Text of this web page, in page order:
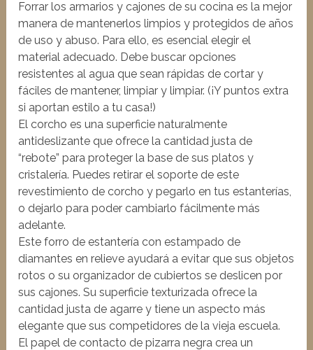
Forrar los armarios y cajones de su cocina es la mejor
manera de mantenerlos limpios y protegidos de años
de uso y abuso. Para ello, es esencial elegir el
material adecuado. Debe buscar opciones
resistentes al agua que sean rápidas de cortar y
fáciles de mantener, limpiar y limpiar. (¡Y puntos extra
si aportan estilo a tu casa!)
El corcho es una superficie naturalmente
antideslizante que ofrece la cantidad justa de
“rebote” para proteger la base de sus platos y
cristalería. Puedes retirar el soporte de este
revestimiento de corcho y pegarlo en tus estanterías,
o dejarlo para poder cambiarlo fácilmente más
adelante.
Este forro de estantería con estampado de
diamantes en relieve ayudará a evitar que sus objetos
rotos o su organizador de cubiertos se deslicen por
sus cajones. Su superficie texturizada ofrece la
cantidad justa de agarre y tiene un aspecto más
elegante que sus competidores de la vieja escuela.
El papel de contacto de pizarra negra crea un